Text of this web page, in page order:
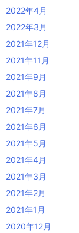
2022年4月
2022年3月
2021年12月
2021年11月
2021年9月
2021年8月
2021年7月
2021年6月
2021年5月
2021年4月
2021年3月
2021年2月
2021年1月
2020年12月